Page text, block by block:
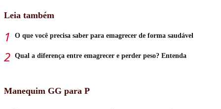
Leia também
O que você precisa saber para emagrecer de forma saudável
Qual a diferença entre emagrecer e perder peso? Entenda
Manequim GG para P